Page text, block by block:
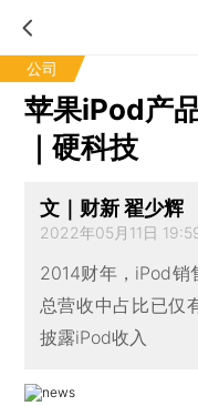
公司
苹果iPod产
｜硬科技
文｜财新 翟少辉
2022年05月11日
2014财年，iPod
总营收中占比已仅
披露iPod收入